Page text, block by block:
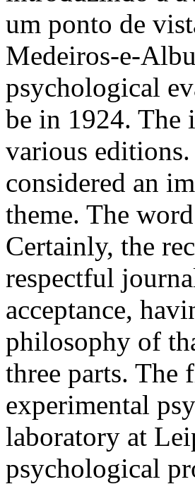
um ponto de
Medeiros-e-
psychological
be in 1924. The
various
considered an
theme. The
Certainly, the
respectful
acceptance,
philosophy of
three parts. The
experimental
laboratory at
psychological